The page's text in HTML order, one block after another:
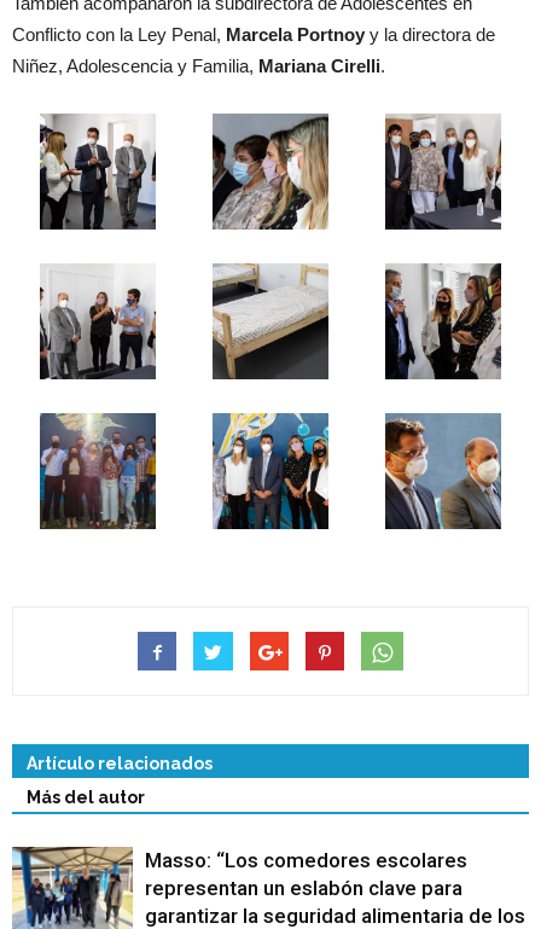
Conflicto con la Ley Penal, Marcela Portnoy y la directora de
Niñez, Adolescencia y Familia, Mariana Cirelli.
Artículo relacionados
Más del autor
Masso: “Los comedores escolares
representan un eslabón clave para
garantizar la seguridad alimentaria de los